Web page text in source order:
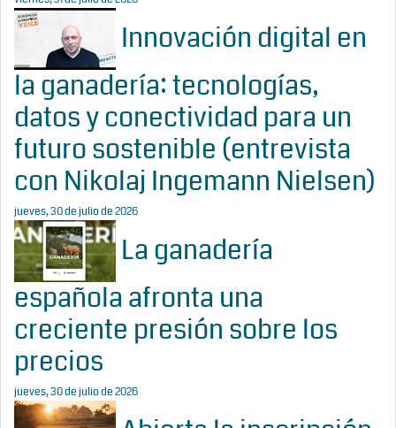
Innovación digital en
la ganadería: tecnologías,
datos y conectividad para un
futuro sostenible (entrevista
con Nikolaj Ingemann Nielsen)
jueves, 30 de julio de 2026
La ganadería
española afronta una
creciente presión sobre los
precios
jueves, 30 de julio de 2026